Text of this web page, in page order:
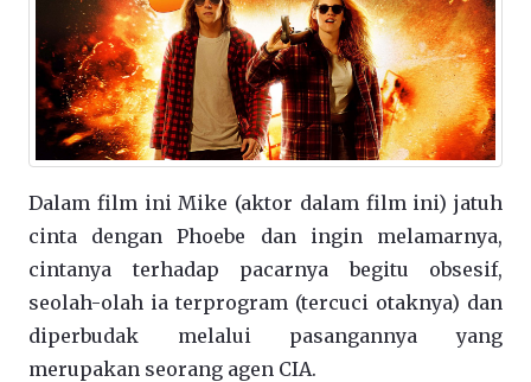
Dalam film ini Mike (aktor dalam film ini) jatuh
cinta dengan Phoebe dan ingin melamarnya,
cintanya terhadap pacarnya begitu obsesif,
seolah-olah ia terprogram (tercuci otaknya) dan
diperbudak melalui pasangannya yang
merupakan seorang agen CIA.